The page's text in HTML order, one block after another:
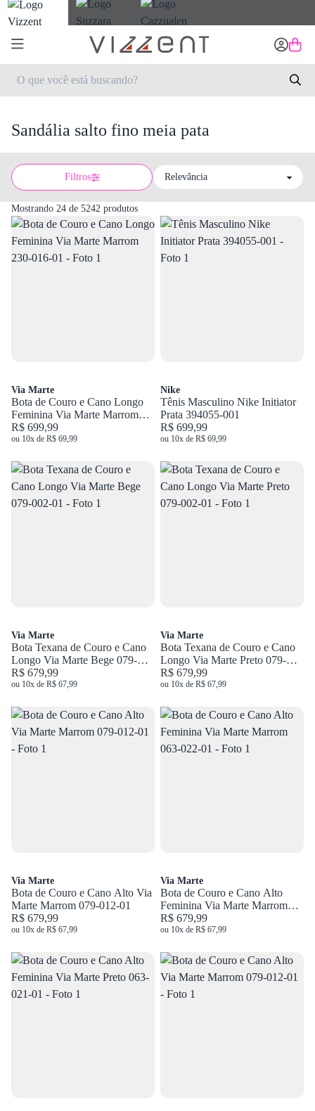
Sandália salto fino meia pata
Filtros
Sort by
Mostrando 24 de 5242 produtos
Via Marte
Bota de Couro e Cano Longo
Feminina Via Marte Marrom
230-016-01
R$ 699,99
ou 10x de R$ 69,99
Nike
Tênis Masculino Nike Initiator
Prata 394055-001
R$ 699,99
ou 10x de R$ 69,99
Via Marte
Bota Texana de Couro e Cano
Longo Via Marte Bege 079-
002-01
R$ 679,99
ou 10x de R$ 67,99
Via Marte
Bota Texana de Couro e Cano
Longo Via Marte Preto 079-
002-01
R$ 679,99
ou 10x de R$ 67,99
Via Marte
Bota de Couro e Cano Alto Via
Marte Marrom 079-012-01
R$ 679,99
ou 10x de R$ 67,99
Via Marte
Bota de Couro e Cano Alto
Feminina Via Marte Marrom
063-022-01
R$ 679,99
ou 10x de R$ 67,99